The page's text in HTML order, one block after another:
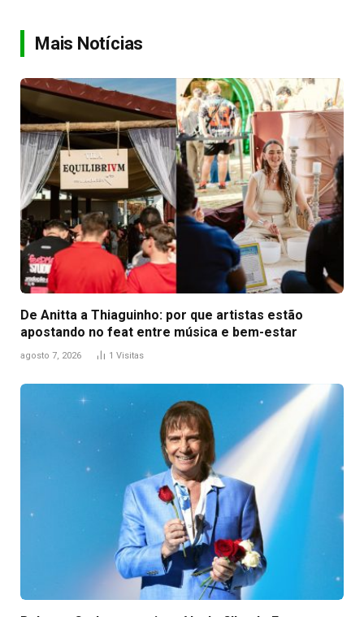
Mais Notícias
De Anitta a Thiaguinho: por que artistas estão
apostando no feat entre música e bem-estar
agosto 7, 2026 1 Visitas